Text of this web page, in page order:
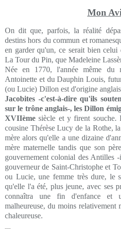
Mon
On dit que, parfois, la réalité
destins hors du commun et
en garder qu'un, ce serait bien
La Tour du Pin, que Madeleine
Née en 1770, l'année même du
Antoinette et du Dauphin Louis,
(ou Lucie) Dillon est d'origine
Jacobites -c'est-à-dire qu'ils
sur le trône anglais-, les Dillon
XVIIème siècle et y firent
cousine Thérèse Lucy de la Rothe,
mère alors qu'elle a une dizaine
mère maternelle tandis que son
gouvernement colonial des Antilles
gouverneur de Saint-Christophe et
ou Lucie, une femme très dure, le
qu'elle l'a été, plus jeune, avec ses
connaîtra une fin d'enfance et
malheureuse, du moins relativement
chaleureuse.